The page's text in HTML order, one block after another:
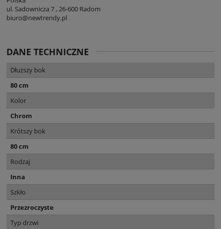
ul. Sadownicza 7 , 26-600 Radom
biuro@newtrendy.pl
DANE TECHNICZNE
Dłuższy bok
80 cm
Kolor
Chrom
Krótszy bok
80 cm
Rodzaj
Inna
Szkło
Przezroczyste
Typ drzwi